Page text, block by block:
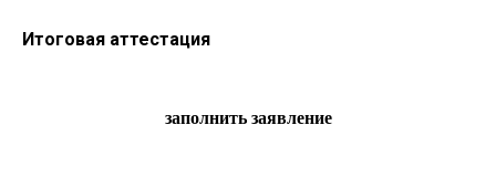
Итоговая аттестация
заполнить заявление